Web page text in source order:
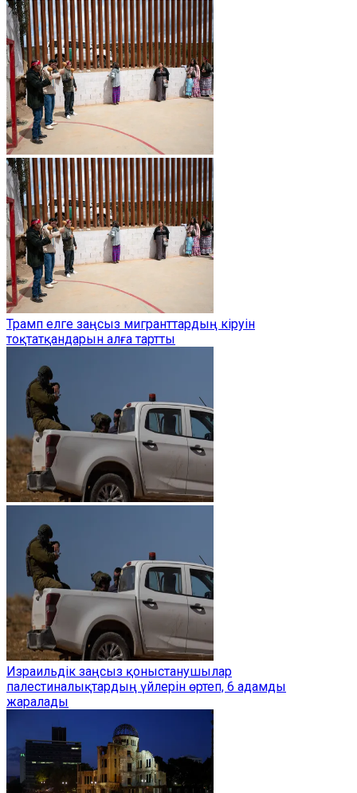
Трамп елге заңсыз мигранттардың кіруін
тоқтатқандарын алға тартты
Израильдік заңсыз қоныстанушылар
палестиналықтардың үйлерін өртеп, 6 адамды
жаралады